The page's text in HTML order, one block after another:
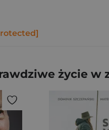
życie w